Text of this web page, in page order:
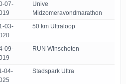
07-
Unive
Midzomeravondmarathon
03-
50 km Ultraloop
09-
RUN Winschoten
04-
Stadspark Ultra